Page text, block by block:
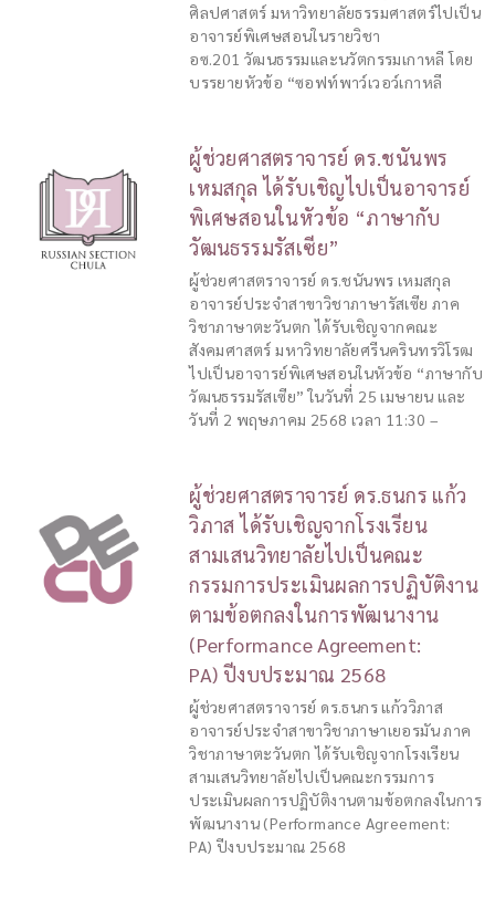
ศิลปศาสตร์ มหาวิทยาลัยธรรมศาสตร์ไปเป็น
อาจารย์พิเศษสอนในรายวิชา
อซ.201 วัฒนธรรมและนวัตกรรมเกาหลี โดย
บรรยายหัวข้อ “ซอฟท์พาว์เวอว์เกาหลี
ผู้ช่วยศาสตราจารย์ ดร.ชนันพร
เหมสกุล ได้รับเชิญไปเป็นอาจารย์
พิเศษสอนในหัวข้อ “ภาษากับ
วัฒนธรรมรัสเซีย”
ผู้ช่วยศาสตราจารย์ ดร.ชนันพร เหมสกุล
อาจารย์ประจำสาขาวิชาภาษารัสเซีย ภาค
วิชาภาษาตะวันตก ได้รับเชิญจากคณะ
สังคมศาสตร์ มหาวิทยาลัยศรีนครินทรวิโรฒ
ไปเป็นอาจารย์พิเศษสอนในหัวข้อ “ภาษากับ
วัฒนธรรมรัสเซีย” ในวันที่ 25 เมษายน และ
วันที่ 2 พฤษภาคม 2568 เวลา 11:30 –
ผู้ช่วยศาสตราจารย์ ดร.ธนกร แก้ว
วิภาส ได้รับเชิญจากโรงเรียน
สามเสนวิทยาลัยไปเป็นคณะ
กรรมการประเมินผลการปฏิบัติงาน
ตามข้อตกลงในการพัฒนางาน
(Performance Agreement:
PA) ปีงบประมาณ 2568
ผู้ช่วยศาสตราจารย์ ดร.ธนกร แก้ววิภาส
อาจารย์ประจำสาขาวิชาภาษาเยอรมัน ภาค
วิชาภาษาตะวันตก ได้รับเชิญจากโรงเรียน
สามเสนวิทยาลัยไปเป็นคณะกรรมการ
ประเมินผลการปฏิบัติงานตามข้อตกลงในการ
พัฒนางาน (Performance Agreement:
PA) ปีงบประมาณ 2568